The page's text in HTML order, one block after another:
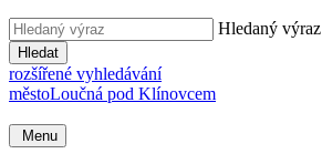
Hledaný výraz
Hledat
rozšířené vyhledávání
městoLoučná pod Klínovcem
Menu